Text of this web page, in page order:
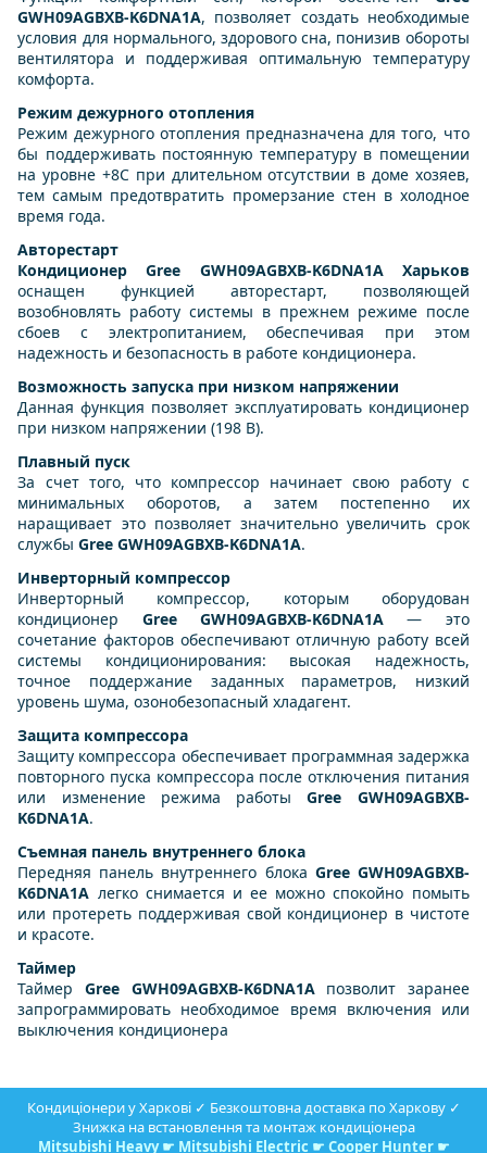
GWH09AGBXB-K6DNA1A, позволяет создать необходимые
условия для нормального, здорового сна, понизив обороты
вентилятора и поддерживая оптимальную температуру
комфорта.
Режим дежурного отопления
Режим дежурного отопления предназначена для того, что
бы поддерживать постоянную температуру в помещении
на уровне +8С при длительном отсутствии в доме хозяев,
тем самым предотвратить промерзание стен в холодное
время года.
Авторестарт
Кондиционер Gree GWH09AGBXB-K6DNA1A Харьков
оснащен функцией авторестарт, позволяющей
возобновлять работу системы в прежнем режиме после
сбоев с электропитанием, обеспечивая при этом
надежность и безопасность в работе кондиционера.
Возможность запуска при низком напряжении
Данная функция позволяет эксплуатировать кондиционер
при низком напряжении (198 В).
Плавный пуск
За счет того, что компрессор начинает свою работу с
минимальных оборотов, а затем постепенно их
наращивает это позволяет значительно увеличить срок
службыGree GWH09AGBXB-K6DNA1A.
Инверторный компрессор
Инверторный компрессор, которым оборудован
кондиционер Gree GWH09AGBXB-K6DNA1A — это
сочетание факторов обеспечивают отличную работу всей
системы кондиционирования: высокая надежность,
точное поддержание заданных параметров, низкий
уровень шума, озонобезопасный хладагент.
Защита компрессора
Защиту компрессора обеспечивает программная задержка
повторного пуска компрессора после отключения питания
или изменение режима работыGree GWH09AGBXB-
K6DNA1A.
Съемная панель внутреннего блока
Передняя панель внутреннего блока Gree GWH09AGBXB-
K6DNA1A легко снимается и ее можно спокойно помыть
или протереть поддерживая свой кондиционер в чистоте
и красоте.
Таймер
Таймер Gree GWH09AGBXB-K6DNA1Aпозволит заранее
запрограммировать необходимое время включения или
выключения кондиционера
Кондиціонери у Харкові ✓ Безкоштовна доставка по Харкову ✓
Знижка на встановлення та монтаж кондиціонера
Mitsubishi Heavy☛ Mitsubishi Electric ☛ Cooper Hunter ☛